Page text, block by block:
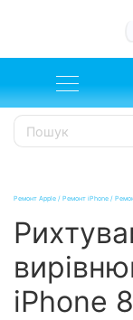
Ремонт Apple / Ремонт iPhone /
iPhone 8